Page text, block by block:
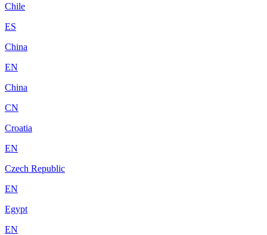
Chile
ES
China
EN
China
CN
Croatia
EN
Czech Republic
EN
Egypt
EN